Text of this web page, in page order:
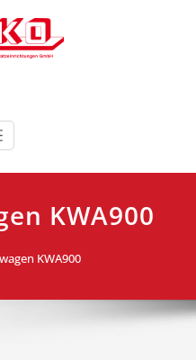
KWA900
KWA900